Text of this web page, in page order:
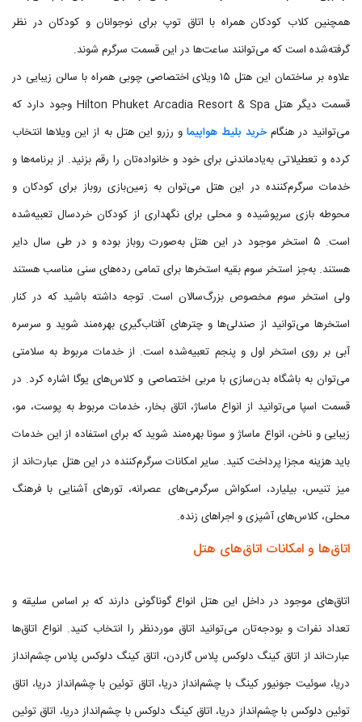
همچنین کلاب کودکان همراه با اتاق توپ برای نوجوانان و کودکان در نظر
گرفته‌شده است که می‌توانند ساعت‌ها در این قسمت سرگرم شوند.
علاوه بر ساختمان این هتل ۱۵ ویلای اختصاصی چوبی همراه با سالن زیبایی در
قسمت دیگر هتل Hilton Phuket Arcadia Resort & Spa وجود دارد که
می‌توانید در هنگامخرید بلیط هواپیماو رزرو این هتل به از این ویلاها انتخاب
کرده و تعطیلاتی به‌یادماندنی برای خود و خانواده‌تان را رقم بزنید. از برنامه‌ها و
خدمات سرگرم‌کننده در این هتل می‌توان به زمین‌بازی روباز برای کودکان و
محوطه بازی سرپوشیده و محلی برای نگهداری از کودکان خردسال تعبیه‌شده
است. ۵ استخر موجود در این هتل به‌صورت روباز بوده و در طی سال دایر
هستند. به‌جز استخر سوم بقیه استخرها برای تمامی رده‌های سنی مناسب هستند
ولی استخر سوم مخصوص بزرگ‌سالان است. توجه داشته باشید که در کنار
استخرها می‌توانید از صندلی‌ها و چترهای آفتاب‌گیری بهره‌مند شوید و سرسره
آبی بر روی استخر اول و پنجم تعبیه‌شده است. از خدمات مربوط به سلامتی
می‌توان به باشگاه بدن‌سازی با مربی اختصاصی و کلاس‌های یوگا اشاره کرد. در
قسمت اسپا می‌توانید از انواع ماساژ، اتاق بخار، خدمات مربوط به پوست، مو،
زیبایی و ناخن، انواع ماساژ و سونا بهره‌مند شوید که برای استفاده از این خدمات
باید هزینه مجزا پرداخت کنید. سایر امکانات سرگرم‌کننده در این هتل عبارت‌اند از
میز تنیس، بیلیارد، اسکواش سرگرمی‌های عصرانه، تورهای آشنایی با فرهنگ
محلی، کلاس‌های آشپزی و اجراهای زنده.
اتاق‌ها و امکانات اتاق‌های هتل
اتاق‌های موجود در داخل این هتل انواع گوناگونی دارند که بر اساس سلیقه و
تعداد نفرات و بودجه‌تان می‌توانید اتاق موردنظر را انتخاب کنید. انواع اتاق‌ها
عبارت‌اند از اتاق کینگ دلوکس پلاس گاردن، اتاق کینگ دلوکس پلاس چشم‌انداز
دریا، سوئیت جونیور کینگ با چشم‌انداز دریا، اتاق توئین با چشم‌انداز دریا، اتاق
توئين دلوکس با چشم‌انداز دریا، اتاق کینگ دلوکس با چشم‌انداز دریا، اتاق توئین